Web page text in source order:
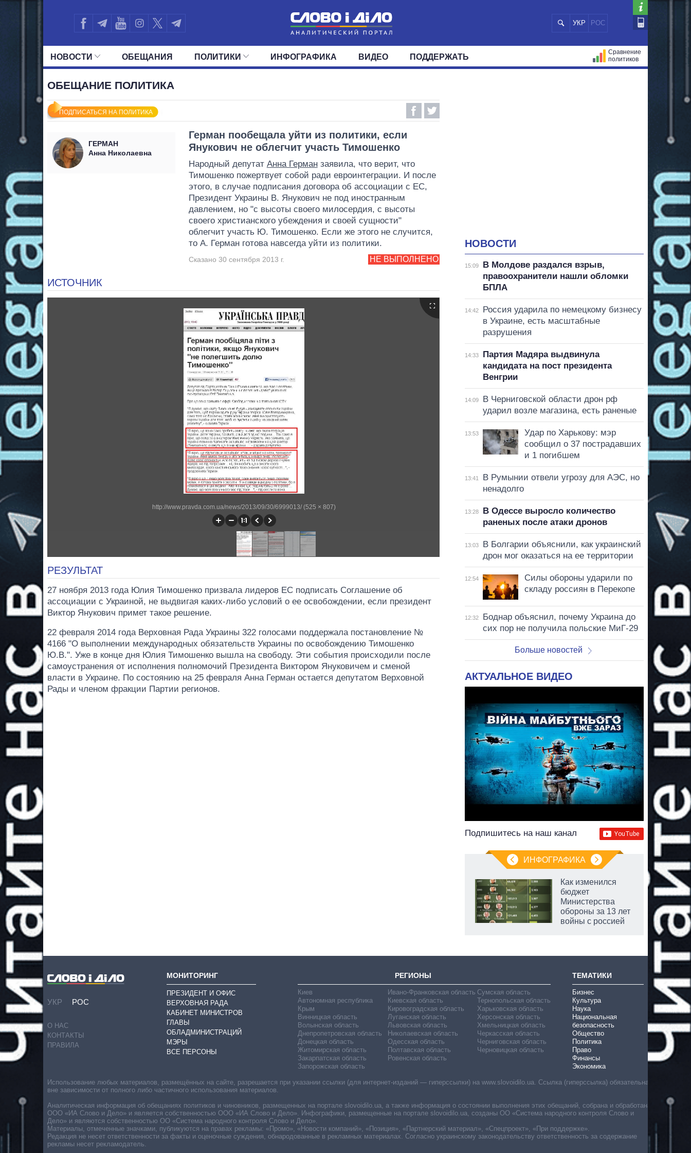
УКР РОС
НОВОСТИ
МИР
ОБЕЩАНИЯ ПОЛИТИКИ
ОКРУГА
ИНФОГРАФИКА ВИДЕО ПОДДЕРЖАТЬ
Сравнение
политиков
ОБЕЩАНИЕ ПОЛИТИКА
ПОДПИСАТЬСЯ НА ПОЛИТИКА
ГЕРМАН
Анна Николаевна
Герман пообещала уйти из политики, если
Янукович не облегчит участь Тимошенко
Народный депутат Анна Германзаявила, что верит, что
Тимошенко пожертвует собой ради евроинтеграции. И после
этого, в случае подписания договора об ассоциации с ЕС,
Президент Украины В. Янукович не под иностранным
давлением, но "с высоты своего милосердия, с высоты
своего христианского убеждения и своей сущности"
облегчит участь Ю. Тимошенко. Если же этого не случится,
то А. Герман готова навсегда уйти из политики.
НЕ ВЫПОЛНЕНО
Сказано 30 сентября 2013 г.
ИСТОЧНИК
http://www.pravda.com.ua/news/2013/09/30/6999013/ (525 × 807)
РЕЗУЛЬТАТ
27 ноября 2013 года Юлия Тимошенко призвала лидеров ЕС подписать Соглашение об
ассоциации с Украиной, не выдвигая каких-либо условий о ее освобождении, если президент
Виктор Янукович примет такое решение.
22 февраля 2014 года Верховная Рада Украины 322 голосами поддержала постановление №
4166 "О выполнении международных обязательств Украины по освобождению Тимошенко
Ю.В.". Уже в конце дня Юлия Тимошенко вышла на свободу. Эти события происходили после
самоустранения от исполнения полномочий Президента Виктором Януковичем и сменой
власти в Украине. По состоянию на 25 февраля Анна Герман остается депутатом Верховной
Рады и членом фракции Партии регионов.
НОВОСТИ
15:09
В Молдове раздался взрыв,
правоохранители нашли обломки
БПЛА
14:42
Россия ударила по немецкому бизнесу
в Украине, есть масштабные
разрушения
14:33
Партия Мадяра выдвинула
кандидата на пост президента
Венгрии
14:09
В Черниговской области дрон рф
ударил возле магазина, есть раненые
13:53
Удар по Харькову: мэр
сообщил о 37 пострадавших
и 1 погибшем
13:41
В Румынии отвели угрозу для АЭС, но
ненадолго
13:28
В Одессе выросло количество
раненых после атаки дронов
13:03
В Болгарии объяснили, как украинский
дрон мог оказаться на ее территории
12:54
Силы обороны ударили по
складу россиян в Перекопе
12:32
Боднар объяснил, почему Украина до
сих пор не получила польские МиГ-29
Больше новостей
АКТУАЛЬНОЕ ВИДЕО
Подпишитесь на наш канал
ИНФОГРАФИКА
Как изменился
бюджет
Министерства
обороны за 13 лет
войны с россией
УКР РОС
О НАС
КОНТАКТЫ
ПРАВИЛА
МОНИТОРИНГ
ПРЕЗИДЕНТ И ОФИС
ВЕРХОВНАЯ РАДА
КАБИНЕТ МИНИСТРОВ
ГЛАВЫ
ОБЛАДМИНИСТРАЦИЙ
МЭРЫ
ВСЕ ПЕРСОНЫ
РЕГИОНЫ
Киев
Автономная республика
Крым
Винницкая область
Волынская область
Днепропетровская область
Донецкая область
Житомирская область
Закарпатская область
Запорожская область
Ивано-Франковская область
Киевская область
Кировоградская область
Луганская область
Львовская область
Николаевская область
Одесская область
Полтавская область
Ровенская область
Сумская область
Тернопольская область
Харьковская область
Херсонская область
Хмельницкая область
Черкасская область
Черниговская область
Черновицкая область
ТЕМАТИКИ
Бизнес
Культура
Наука
Национальная
безопасность
Общество
Политика
Право
Финансы
Экономика
Использование любых материалов, размещённых на сайте, разрешается при указании ссылки (для интернет-изданий — гиперссылки) на www.slovoidilo.ua. Ссылка (гиперссылка) обязательна
вне зависимости от полного либо частичного использования материалов.
Аналитическая информация об обещаниях политиков и чиновников, размещенных на портале slovoidilo.ua, а также информация о состоянии выполнения этих обещаний, собрана и обработана
ООО «ИА Слово и Дело» и является собственностью ООО «ИА Слово и Дело». Инфографики, размещенные на портале slovoidilo.ua, созданы ОО «Система народного контроля Слово и
Дело» и являются собственностью ОО «Система народного контроля Слово и Дело».
Материалы, отмеченные значками, публикуются на правах рекламы: «Промо», «Новости компаний», «Позиция», «Партнерский материал», «Спецпроект», «При поддержке».
Редакция не несет ответственности за факты и оценочные суждения, обнародованные в рекламных материалах. Согласно украинскому законодательству ответственность за содержание
рекламы несет рекламодатель.